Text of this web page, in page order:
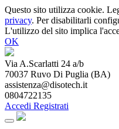
Questo sito utilizza cookie.
privacy. Per disabilitarli
L'utilizzo del sito implica
OK
Via A.Scarlatti 24 a/b
70037 Ruvo Di Puglia (BA)
assistenza@disotech.it
0804722135
Accedi Registrati